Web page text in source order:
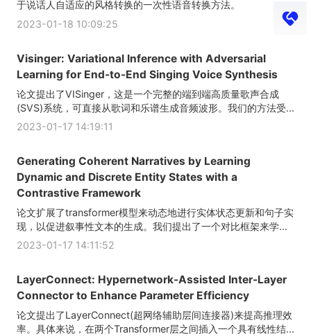
于说话人自适应的风格转换的一次性语音转换方法。
2023-01-18 10:09:25
Visinger: Variational Inference with Adversarial
Learning for End-to-End Singing Voice Synthesis
论文提出了VISinger，这是一个完整的端到端高质量歌声合成
(SVS)系统，可直接从歌词和乐谱生成音频波形。我们的方法受...
2023-01-17 14:19:11
Generating Coherent Narratives by Learning
Dynamic and Discrete Entity States with a
Contrastive Framework
论文扩展了transformer模型来动态地进行实体状态更新和句子实
现，以促进叙事性文本的生成。我们提出了一个对比框架来学...
2023-01-17 14:11:52
LayerConnect: Hypernetwork-Assisted Inter-Layer
Connector to Enhance Parameter Efficiency
论文提出了LayerConnect(超网络辅助层间连接器)来提高推理效
率。具体来说，在两个Transformer层之间插入一个具有线性结...